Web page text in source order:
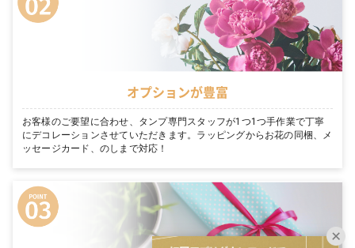
オプションが豊富
お客様のご要望に合わせ、タンプ専門スタッフが1つ1つ手作業で丁寧
にデコレーションさせていただきます。ラッピングからお花の同梱、メ
ッセージカード、のしまで対応！